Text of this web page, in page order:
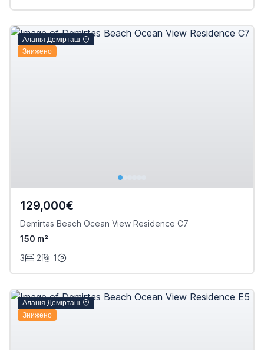
Аланія Демірташ
Знижено
129,000€
Demirtas Beach Ocean View Residence C7
150 m²
3
2 1
Аланія Демірташ
Знижено